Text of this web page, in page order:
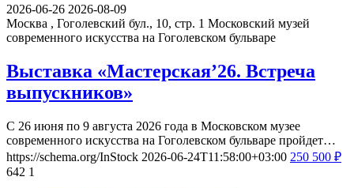
2026-06-26 2026-08-09
Москва , Гоголевский бул., 10, стр. 1 Московский музей
современного искусства на Гоголевском бульваре
Выставка «Мастерская’26. Встреча
выпускников»
С 26 июня по 9 августа 2026 года в Московском музее
современного искусства на Гоголевском бульваре пройдет…
https://schema.org/InStock 2026-06-24T11:58:00+03:00 250 500 ₽
642 1